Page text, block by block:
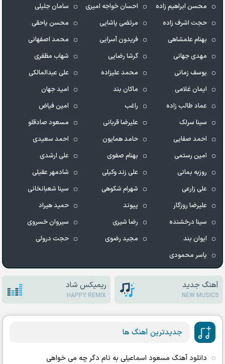
آهنگ جدید
NEW MUSICS
ریمیکس شاد
HAPPY REMIX
جدیدترین آهنگ ها
دانلود آهنگ مسعود اسماعیلی به نام دگر چه می خواهی
محسن ابراهیم زاده
احسان خواجه امیری
سامان جلیلی
حجت اشرف زاده
مرتضی پاشایی
محسن یاحقی
بهنام علمشاهی
فریدون آسرایی
محمد اصفهانی
مهدی جهانی
گرشا رضایی
شهاب مظفری
یوسف زمانی
محمد علیزاده
علی عبدالمالکی
ایمان غلامی
ماکان بند
امید جهان
عماد طالب زاده
راغب
امین فیاض
سینا سرلک
علیرضا قربانی
مسعود صادقلو
احمد صفایی
حامد همایون
احمد سعیدی
امین رستمی
بهنام صفوی
علی ارشدی
روزبه بمانی
علی زند وکیلی
شادمهر عقیلی
علی زارعی
شهرام شکوهی
سینا شعبانخانی
علیرضا روزگار
پیوند
حمید هیراد
سینا درخشنده
رضا شیری
سیروان خسروی
ایوان بند
مجید رضوی
حجت درولی
یاسر محمودی